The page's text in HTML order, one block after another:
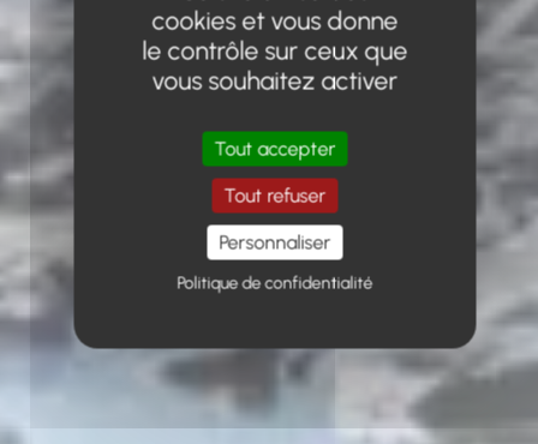
cookies et vous donne
le contrôle sur ceux que
vous souhaitez activer
Tout accepter
Tout refuser
Personnaliser
Politique de confidentialité